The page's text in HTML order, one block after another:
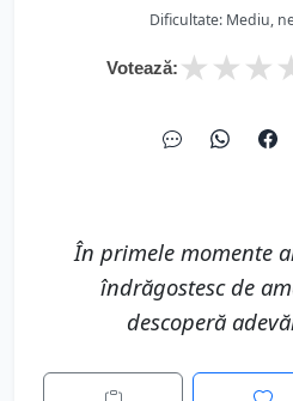
Dificultate: Mediu,
Votează: ★
★
★
În primele momente
îndrăgostesc de
descoperă